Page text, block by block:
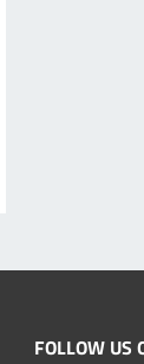
FOLLOW US